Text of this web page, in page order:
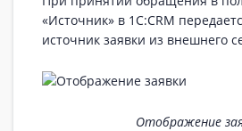
«Источник» в 1С:CRM
источник заявки из внешнего
Отображение